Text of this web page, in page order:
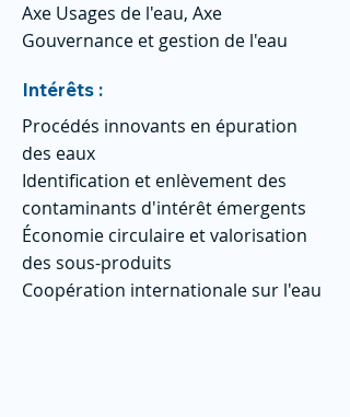
Axe Usages de l'eau, Axe
Gouvernance et gestion de l'eau
Intérêts :
Procédés innovants en épuration
des eaux
Identification et enlèvement des
contaminants d'intérêt émergents
Économie circulaire et valorisation
des sous-produits
Coopération internationale sur l'eau